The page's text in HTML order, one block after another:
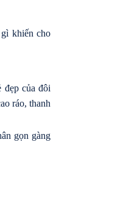
khiến cho
đẹp của đôi
ráo, thanh
gọn gàng